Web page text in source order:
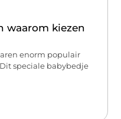
waarom kiezen
enorm populair
speciale babybedje